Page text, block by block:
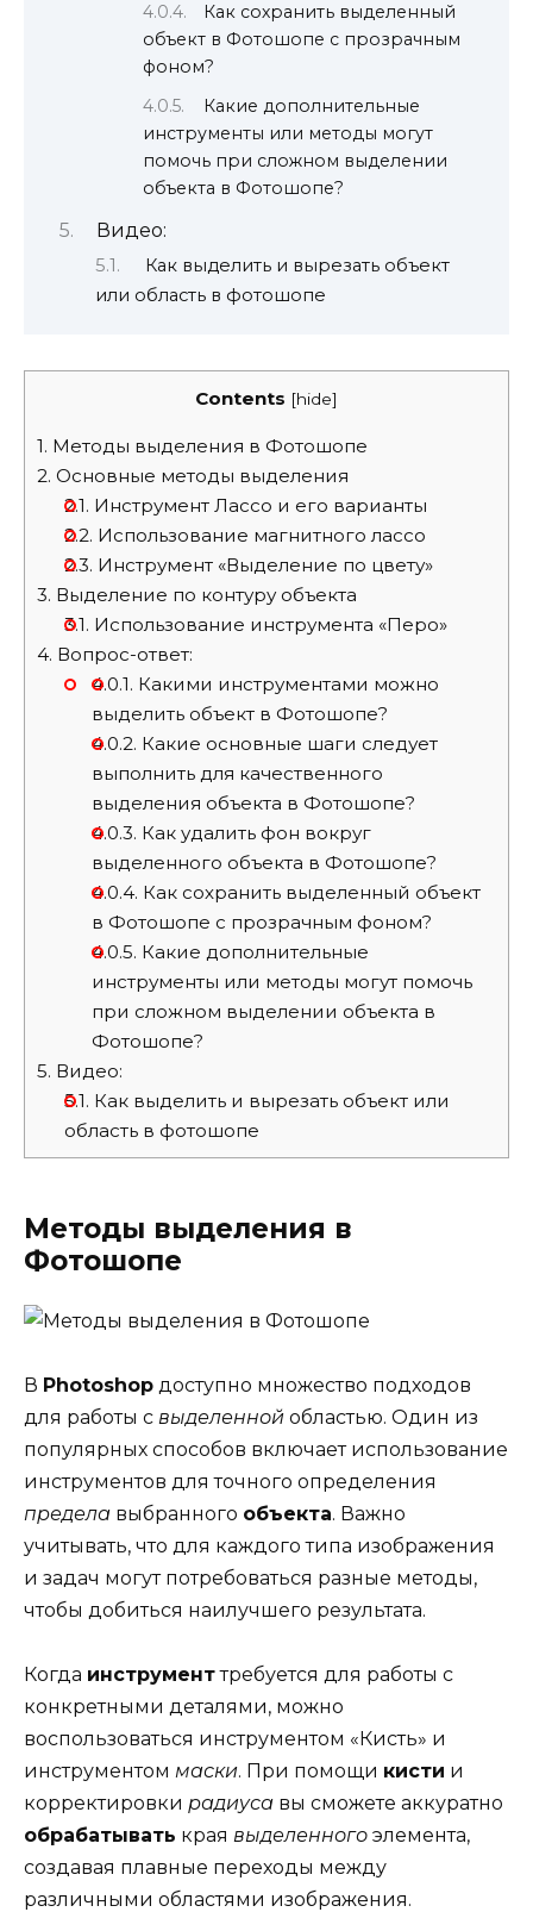
Как сохранить выделенный
объект в Фотошопе с прозрачным
фоном?
Какие дополнительные
инструменты или методы могут
помочь при сложном выделении
объекта в Фотошопе?
Видео:
Как выделить и вырезать объект
или область в фотошопе
Contents [hide]
1. Методы выделения в Фотошопе
2. Основные методы выделения
2.1. Инструмент Лассо и его варианты
2.2. Использование магнитного лассо
2.3. Инструмент «Выделение по цвету»
3. Выделение по контуру объекта
3.1. Использование инструмента «Перо»
4. Вопрос-ответ:
4.0.1. Какими инструментами можно
выделить объект в Фотошопе?
4.0.2. Какие основные шаги следует
выполнить для качественного
выделения объекта в Фотошопе?
4.0.3. Как удалить фон вокруг
выделенного объекта в Фотошопе?
4.0.4. Как сохранить выделенный объект
в Фотошопе с прозрачным фоном?
4.0.5. Какие дополнительные
инструменты или методы могут помочь
при сложном выделении объекта в
Фотошопе?
5. Видео:
5.1. Как выделить и вырезать объект или
область в фотошопе
Методы выделения в
Фотошопе
В Photoshop доступно множество подходов
для работы с выделенной областью. Один из
популярных способов включает использование
инструментов для точного определения
предела выбранного объекта. Важно
учитывать, что для каждого типа изображения
и задач могут потребоваться разные методы,
чтобы добиться наилучшего результата.
Когда инструменттребуется для работы с
конкретными деталями, можно
воспользоваться инструментом «Кисть» и
инструментом маски. При помощи кисти и
корректировки радиуса вы сможете аккуратно
обрабатывать края выделенного элемента,
создавая плавные переходы между
различными областями изображения.